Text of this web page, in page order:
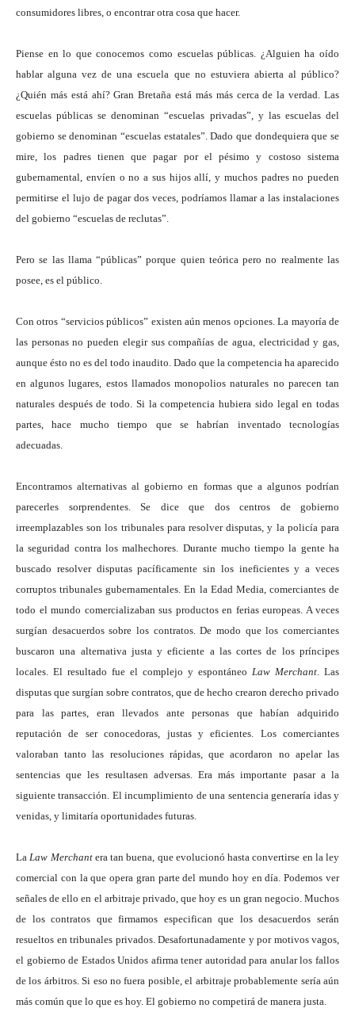
consumidores libres, o encontrar otra cosa que hacer.
Piense en lo que conocemos como escuelas públicas. ¿Alguien ha oído
hablar alguna vez de una escuela que no estuviera abierta al público?
¿Quién más está ahí? Gran Bretaña está más más cerca de la verdad. Las
escuelas públicas se denominan “escuelas privadas”, y las escuelas del
gobierno se denominan “escuelas estatales”. Dado que dondequiera que se
mire, los padres tienen que pagar por el pésimo y costoso sistema
gubernamental, envíen o no a sus hijos allí, y muchos padres no pueden
permitirse el lujo de pagar dos veces, podríamos llamar a las instalaciones
del gobierno “escuelas de reclutas”.
Pero se las llama “públicas” porque quien teórica pero no realmente las
posee, es el público.
Con otros “servicios públicos” existen aún menos opciones. La mayoría de
las personas no pueden elegir sus compañías de agua, electricidad y gas,
aunque ésto no es del todo inaudito. Dado que la competencia ha aparecido
en algunos lugares, estos llamados monopolios naturales no parecen tan
naturales después de todo. Si la competencia hubiera sido legal en todas
partes, hace mucho tiempo que se habrían inventado tecnologías
adecuadas.
Encontramos alternativas al gobierno en formas que a algunos podrían
parecerles sorprendentes. Se dice que dos centros de gobierno
irreemplazables son los tribunales para resolver disputas, y la policía para
la seguridad contra los malhechores. Durante mucho tiempo la gente ha
buscado resolver disputas pacíficamente sin los ineficientes y a veces
corruptos tribunales gubernamentales. En la Edad Media, comerciantes de
todo el mundo comercializaban sus productos en ferias europeas. A veces
surgían desacuerdos sobre los contratos. De modo que los comerciantes
buscaron una alternativa justa y eficiente a las cortes de los príncipes
locales. El resultado fue el complejo y espontáneo Law Merchant. Las
disputas que surgían sobre contratos, que de hecho crearon derecho privado
para las partes, eran llevados ante personas que habían adquirido
reputación de ser conocedoras, justas y eficientes. Los comerciantes
valoraban tanto las resoluciones rápidas, que acordaron no apelar las
sentencias que les resultasen adversas. Era más importante pasar a la
siguiente transacción. El incumplimiento de una sentencia generaría idas y
venidas, y limitaría oportunidades futuras.
LaLaw Merchantera tan buena, que evolucionó hasta convertirse en la ley
comercial con la que opera gran parte del mundo hoy en día. Podemos ver
señales de ello en el arbitraje privado, que hoy es un gran negocio. Muchos
de los contratos que firmamos especifican que los desacuerdos serán
resueltos en tribunales privados. Desafortunadamente y por motivos vagos,
el gobierno de Estados Unidos afirma tener autoridad para anular los fallos
de los árbitros. Si eso no fuera posible, el arbitraje probablemente sería aún
más común que lo que es hoy. El gobierno no competirá de manera justa.